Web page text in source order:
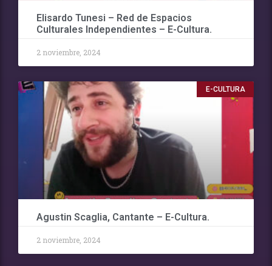
Elisardo Tunesi – Red de Espacios
Culturales Independientes – E-Cultura.
2 noviembre, 2024
E-CULTURA
Agustin Scaglia, Cantante – E-Cultura.
2 noviembre, 2024